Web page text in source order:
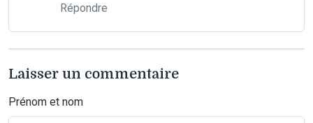
Répondre
Laisser un commentaire
Prénom et nom